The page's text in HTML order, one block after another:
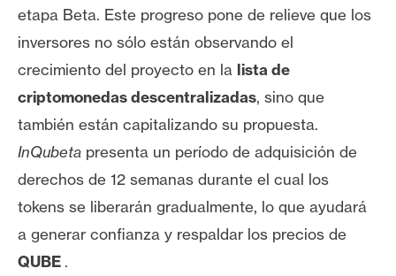
etapa Beta. Este progreso pone de relieve que los
inversores no sólo están observando el
crecimiento del proyecto en la lista de
criptomonedas descentralizadas, sino que
también están capitalizando su propuesta.
InQubeta presenta un período de adquisición de
derechos de 12 semanas durante el cual los
tokens se liberarán gradualmente, lo que ayudará
a generar confianza y respaldar los precios de
QUBE .